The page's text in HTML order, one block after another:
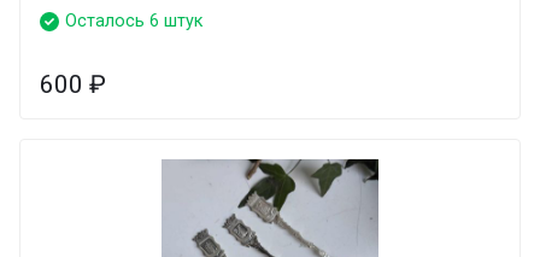
Осталось 6 штук
600 ₽